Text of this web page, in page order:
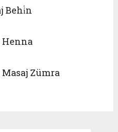
Behi̇n
Zümra